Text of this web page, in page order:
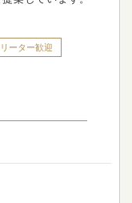
ーター歓迎